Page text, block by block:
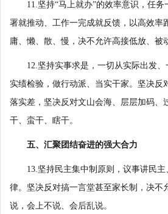
11.坚持“马上就办”的效率意识，任务
署就推动、工作一完成就反馈，以高效率
庸、懒、散、慢，决不允许高接低放、被
12.坚持实事求是，一切从实际出发、
实绩检验，做行动派、当实干家。坚决反
落实差，坚决反对文山会海、层层加码、
干、蛮干、瞎干。
五、汇聚团结奋进的强大合力
13.坚持民主集中制原则，议事讲民主
律。坚决反对搞一言堂甚至家长制，决不
说，会上不说、会后乱说。